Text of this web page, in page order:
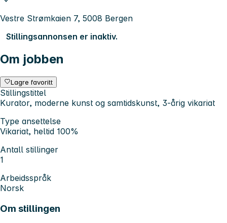
Vestre Strømkaien 7, 5008 Bergen
Stillingsannonsen er inaktiv.
Om jobben
Lagre favoritt
Stillingstittel
Kurator, moderne kunst og samtidskunst, 3-årig vikariat
Type ansettelse
Vikariat, heltid 100%
Antall stillinger
1
Arbeidsspråk
Norsk
Om stillingen